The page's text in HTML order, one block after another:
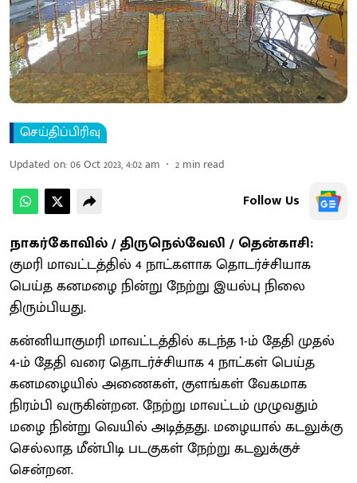
செய்திப்பிரிவு
Updated on:06 Oct 2023, 4:02 am 2 min read
Follow Us
நாகர்கோவில் / திருநெல்வேலி / தென்காசி:
குமரி மாவட்டத்தில் 4 நாட்களாக தொடர்ச்சி்யாக
பெய்த கனமழை நின்று நேற்று இயல்பு நிலை
திரும்பியது.
கன்னியாகுமரி மாவட்டத்தில் கடந்த 1-ம் தேதி முதல்
4-ம் தேதி வரை தொடர்ச்சியாக 4 நாட்கள் பெய்த
கனமழையில் அணைகள், குளங்கள் வேகமாக
நிரம்பி வருகின்றன. நேற்று மாவட்டம் முழுவதும்
மழை நின்று வெயில் அடித்தது. மழையால் கடலுக்கு
செல்லாத மீன்பிடி படகுகள் நேற்று கடலுக்குச்
சென்றன.